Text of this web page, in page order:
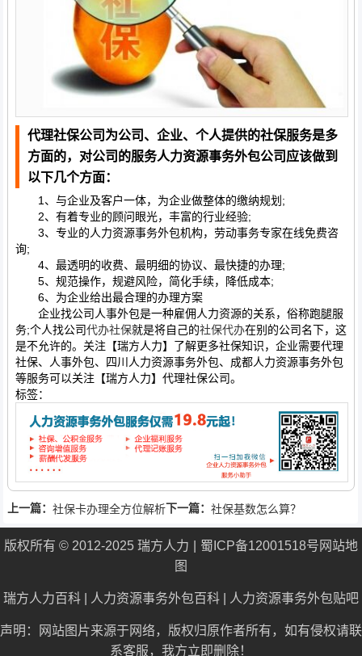
代理社保公司为公司、企业、个人提供的社保服务是多
方面的，对公司的服务人力资源事务外包公司应该做到
以下几个方面：
1、与企业及客户一体，为企业做整体的缴纳规划;
2、有着专业的顾问眼光，丰富的行业经验;
3、专业的人力资源事务外包机构，劳动事务专家在线免费咨
询;
4、最透明的收费、最明细的协议、最快捷的办理;
5、规范操作，规避风险，简化手续，降低成本;
6、为企业给出最合理的办理方案
企业找公司人事外包是一种雇佣人力资源的关系，俗称跑腿服
务;个人找公司代办社保就是将自己的社保代办在别的公司名下，这
是不允许的。关注【瑞方人力】了解更多社保知识，企业需要代理
社保、人事外包、四川人力资源事务外包、成都人力资源事务外包
等服务可以关注【瑞方人力】代理社保公司。
标签：
上一篇： 社保卡办理全方位解析下一篇： 社保基数怎么算？
版权所有 © 2012-2025 瑞方人力 蜀ICP备12001518号 网站地
图
瑞方人力百科 人力资源事务外包百科 人力资源事务外包贴吧
声明：网站图片来源于网络，版权归原作者所有，如有侵权请联
系客服，我方立即删除！